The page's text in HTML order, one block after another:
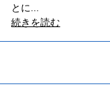
とに
続きを読む